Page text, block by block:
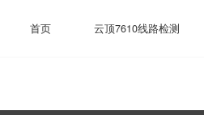
-云顶集团7610官
首页 云顶7610线路检测